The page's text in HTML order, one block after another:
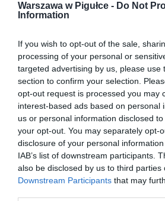
Warszawa w Pigułce - Do Not
Information
If you wish to opt-out of the sale,
processing of your personal or
targeted advertising by us, please use
section to confirm your selection.
opt-out request is processed you may
interest-based ads based on personal
us or personal information disclosed
your opt-out. You may separately opt-
disclosure of your personal
IAB’s list of downstream participants.
also be disclosed by us to third parties
Downstream Participants that may